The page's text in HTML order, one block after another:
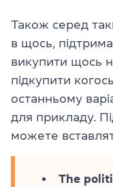
Також серед
в щось,
викупити щось
підкупити
останньому
для прикладу.
можете
The